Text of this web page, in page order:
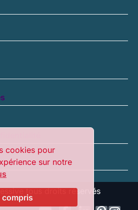
cookies pour
sur notre
tous droits réservés